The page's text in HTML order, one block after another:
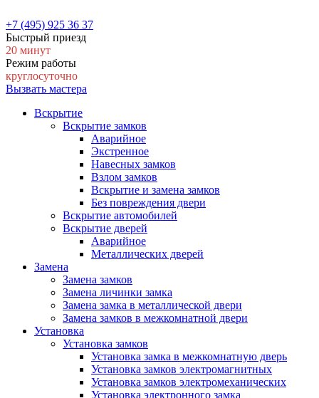
+7 (495) 925 36 37
Быстрый приезд
20 минут
Режим работы
круглосуточно
Вызвать мастера
Вскрытие
Вскрытие замков
Аварийное
Экстренное
Навесных замков
Взлом замков
Вскрытие и замена замков
Без повреждения двери
Вскрытие автомобилей
Вскрытие дверей
Аварийное
Металлических дверей
Замена
Замена замков
Замена личинки замка
Замена замка в металлической двери
Замена замков в межкомнатной двери
Установка
Установка замков
Установка замка в межкомнатную дверь
Установка замков электромагнитных
Установка замков электромеханических
Установка электронного замка